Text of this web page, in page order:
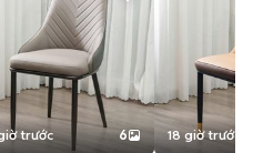
trước 6 18 giờ trước